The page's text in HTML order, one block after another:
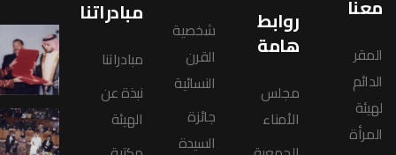
معنا
المقر
الدائم
لهيئة
المرأة
روابط
هامة
مجلس
الأمناء
شخصية
القرن
النسائية
جائزة
السيدة
مبادراتنا
مبادراتنا
نبذة عن
الهيئة